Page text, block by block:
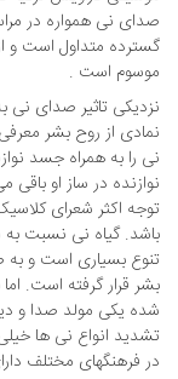
صدای نی همواره در
گسترده متداول است و
موسوم است .
نزدیکی تاثیر صدای نی
نمادی از روح بشر
نی را به همراه جسد
نوازنده در ساز او باقی
توجه اکثر شعرای
باشد. گیاه نی نسبت
تنوع بسیاری است و به
بشر قرار گرفته است.
شده یکی مولد صدا و
تشدید انواع نی ها
در فرهنگهای مختلف